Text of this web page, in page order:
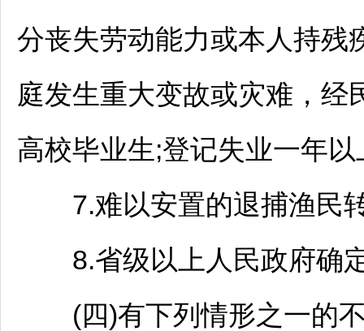
分丧失劳动能力或本人持残
庭发生重大变故或灾难，经
高校毕业生;登记失业一年
7.难以安置的退捕渔民转
8.省级以上人民政府确
(四)有下列情形之一的不